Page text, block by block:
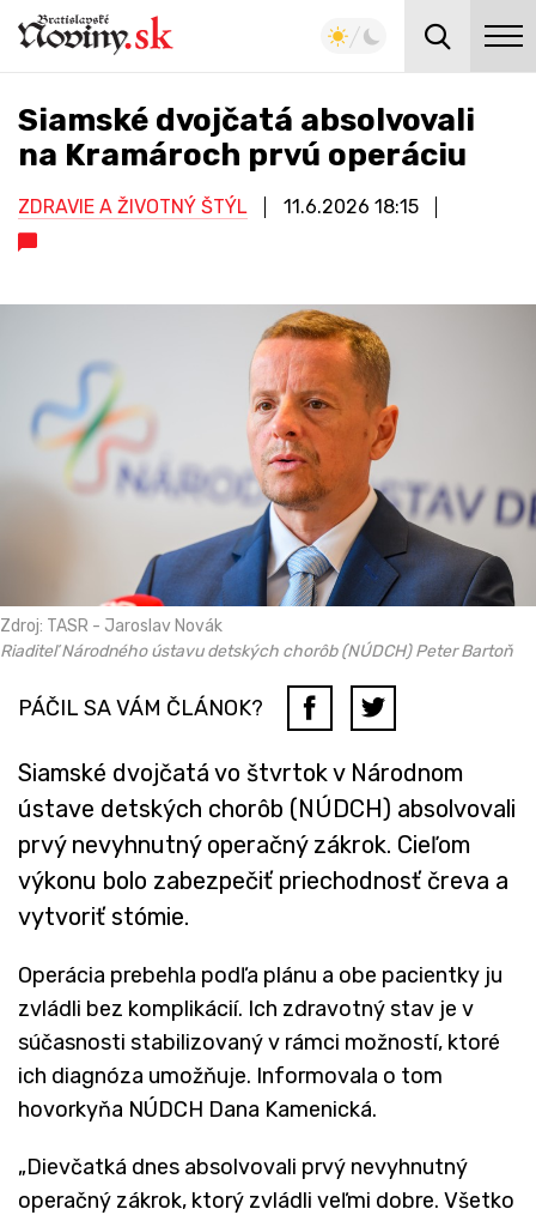
Siamské dvojčatá absolvovali
na Kramároch prvú operáciu
ZDRAVIE A ŽIVOTNÝ ŠTÝL 11.6.2026 18:15
Zdroj: TASR - Jaroslav Novák
Riaditeľ Národného ústavu detských chorôb (NÚDCH) Peter Bartoň
PÁČIL SA VÁM ČLÁNOK?
Siamské dvojčatá vo štvrtok v Národnom
ústave detských chorôb (NÚDCH) absolvovali
prvý nevyhnutný operačný zákrok. Cieľom
výkonu bolo zabezpečiť priechodnosť čreva a
vytvoriť stómie.
Operácia prebehla podľa plánu a obe pacientky ju
zvládli bez komplikácií. Ich zdravotný stav je v
súčasnosti stabilizovaný v rámci možností, ktoré
ich diagnóza umožňuje. Informovala o tom
hovorkyňa NÚDCH Dana Kamenická.
„Dievčatká dnes absolvovali prvý nevyhnutný
operačný zákrok, ktorý zvládli veľmi dobre. Všetko